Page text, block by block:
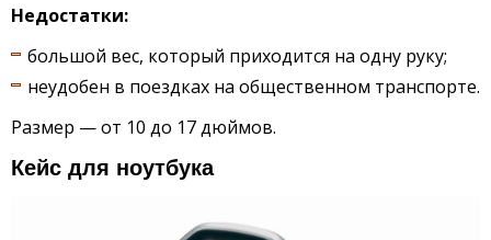
Недостатки:
большой вес, который приходится на одну руку;
неудобен в поездках на общественном транспорте.
Размер — от 10 до 17 дюймов.
Кейс для ноутбука